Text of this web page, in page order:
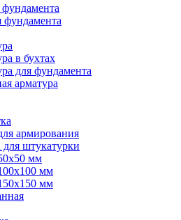
фундамента
фундамента
в бухтах
для фундамента
арматура
армирования
для штукатурки
мм
мм
мм